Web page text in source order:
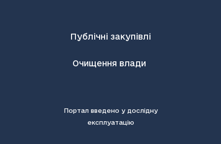
Публічні закупівлі
Очищення влади
Портал введено у дослідну
експлуатацію